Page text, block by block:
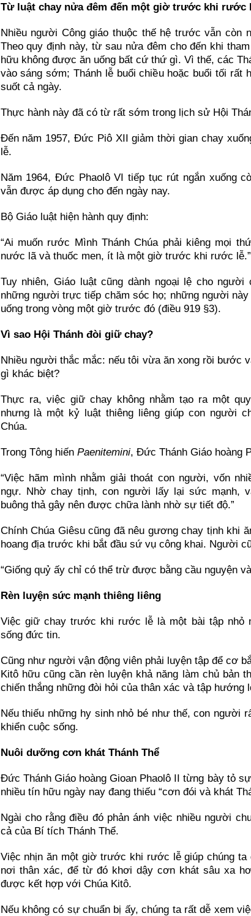
Từ luật chay nửa đêm đến một giờ trước khi rước
Nhiều người Công giáo thuộc thế hệ trước vẫn còn
Theo quy định này, từ sau nửa đêm cho đến khi
hữu không được ăn uống bất cứ thứ gì. Vì thế, các
vào sáng sớm; Thánh lễ buổi chiều hoặc buổi tối rất
suốt cả ngày.
Thực hành này đã có từ rất sớm trong lịch sử Hội
Đến năm 1957, Đức Piô XII giảm thời gian chay
lễ.
Năm 1964, Đức Phaolô VI tiếp tục rút ngắn xuống
vẫn được áp dụng cho đến ngày nay.
Bộ Giáo luật hiện hành quy định:
“Ai muốn rước Mình Thánh Chúa phải kiêng mọi
nước lã và thuốc men, ít là một giờ trước khi rước
Tuy nhiên, Giáo luật cũng dành ngoại lệ cho
những người trực tiếp chăm sóc họ; những người
uống trong vòng một giờ trước đó (điều 919 §3).
Vì sao Hội Thánh đòi giữ chay?
Nhiều người thắc mắc: nếu tôi vừa ăn xong rồi bước
gì khác biệt?
Thực ra, việc giữ chay không nhằm tạo ra một
nhưng là một kỷ luật thiêng liêng giúp con người
Chúa.
Trong Tông hiến Paenitemini, Đức Thánh Giáo hoàng
“Việc hãm mình nhằm giải thoát con người, vốn
ngự. Nhờ chay tịnh, con người lấy lại sức mạnh,
buông thả gây nên được chữa lành nhờ sự tiết độ.”
Chính Chúa Giêsu cũng đã nêu gương chay tịnh khi
hoang địa trước khi bắt đầu sứ vụ công khai. Người
“Giống quỷ ấy chỉ có thể trừ được bằng cầu nguyện
Rèn luyện sức mạnh thiêng liêng
Việc giữ chay trước khi rước lễ là một bài tập nhỏ
sống đức tin.
Cũng như người vận động viên phải luyện tập để cơ
Kitô hữu cũng cần rèn luyện khả năng làm chủ bản
chiến thắng những đòi hỏi của thân xác và tập hướng
Nếu thiếu những hy sinh nhỏ bé như thế, con người
khiển cuộc sống.
Nuôi dưỡng cơn khát Thánh Thể
Đức Thánh Giáo hoàng Gioan Phaolô II từng bày tỏ
nhiều tín hữu ngày nay đang thiếu “cơn đói và khát
Ngài cho rằng điều đó phản ánh việc nhiều người
cả của Bí tích Thánh Thể.
Việc nhịn ăn một giờ trước khi rước lễ giúp chúng ta
nơi thân xác, để từ đó khơi dậy cơn khát sâu xa
được kết hợp với Chúa Kitô.
Nếu không có sự chuẩn bị ấy, chúng ta rất dễ xem